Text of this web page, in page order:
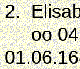
2.
oo